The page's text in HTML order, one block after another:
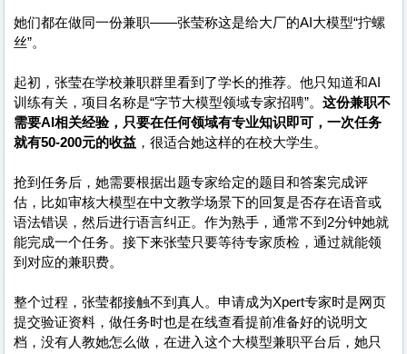
她们都在做同一份兼职——张莹称这是给大厂的AI大模型“拧螺
丝”。
起初，张莹在学校兼职群里看到了学长的推荐。他只知道和AI
训练有关，项目名称是“字节大模型领域专家招聘”。 这份兼职不
需要AI相关经验，只要在任何领域有专业知识即可，一次任务
就有50-200元的收益 ，很适合她这样的在校大学生。
抢到任务后，她需要根据出题专家给定的题目和答案完成评
估，比如审核大模型在中文教学场景下的回复是否存在语音或
语法错误，然后进行语言纠正。作为熟手，通常不到2分钟她就
能完成一个任务。接下来张莹只要等待专家质检，通过就能领
到对应的兼职费。
整个过程，张莹都接触不到真人。申请成为Xpert专家时是网页
提交验证资料，做任务时也是在线查看提前准备好的说明文
档，没有人教她怎么做，在进入这个大模型兼职平台后，她只